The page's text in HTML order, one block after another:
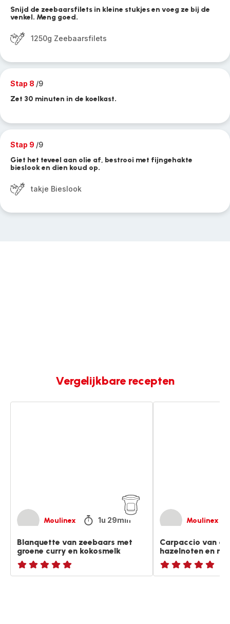
Snijd de zeebaarsfilets in kleine stukjes en voeg ze bij de
venkel. Meng goed.
1250g Zeebaarsfilets
Stap 8 /9
Zet 30 minuten in de koelkast.
Stap 9 /9
Giet het teveel aan olie af, bestrooi met fijngehakte
bieslook en dien koud op.
takje Bieslook
Vergelijkbare recepten
Moulinex 1u 29min
Blanquette van zeebaars met
groene curry en kokosmelk
ratings.NaN
Moulinex
Carpaccio van
hazelnoten en
ratings.NaN